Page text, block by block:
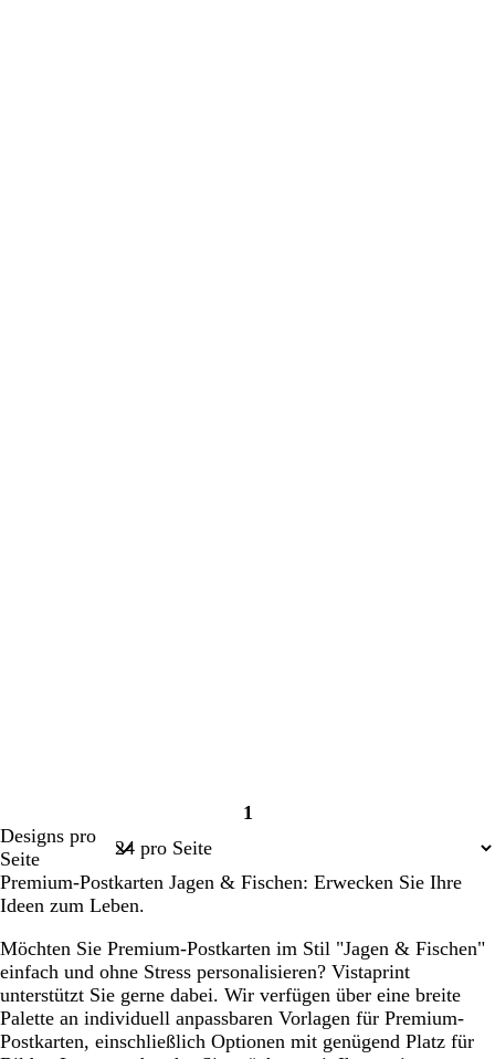
Seite
1
Designs pro
Seite
Premium-Postkarten Jagen & Fischen: Erwecken Sie Ihre
Ideen zum Leben.
Möchten Sie Premium-Postkarten im Stil "Jagen & Fischen"
einfach und ohne Stress personalisieren? Vistaprint
unterstützt Sie gerne dabei. Wir verfügen über eine breite
Palette an individuell anpassbaren Vorlagen für Premium-
Postkarten, einschließlich Optionen mit genügend Platz für